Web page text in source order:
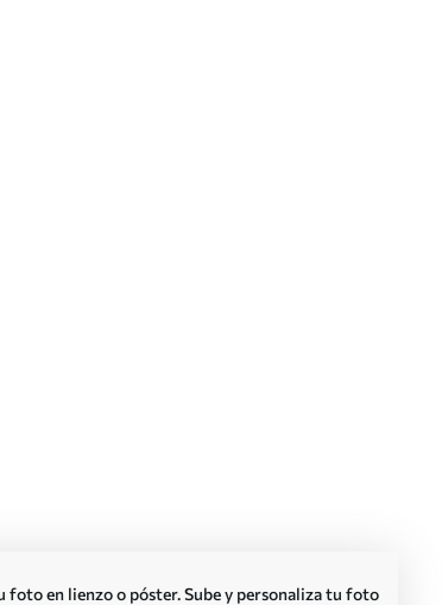
foto en lienzo o póster. Sube y personaliza tu foto